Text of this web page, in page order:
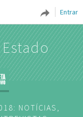
Entrar
NOTÍCIAS,